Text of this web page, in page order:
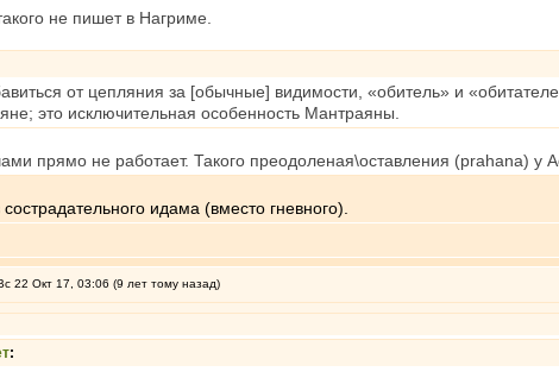
не пишет в Нагриме.
от цепляния за [обычные] видимости, «обитель» и
это исключительная особенность Мантраяны.
прямо не работает. Такого преодоленая\оставления (prahana) у
идама (вместо гневного).
22 Окт 17, 03:06 (9 лет тому назад)
: